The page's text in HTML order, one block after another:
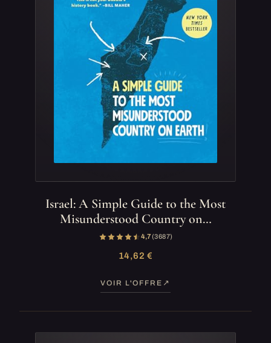
Israel: A Simple Guide to the Most
Misunderstood Country on…
4,7(3 687)
14,62 €
VOIR L'OFFRE